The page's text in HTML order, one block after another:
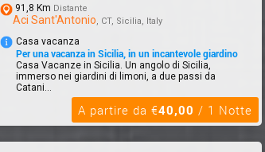
91,8 Km Distante
Aci Sant'Antonio, CT, Sicilia, Italy
Casa vacanza
Per una vacanza in Sicilia, in un incantevole giardino
Casa Vacanze in Sicilia. Un angolo di Sicilia,
immerso nei giardini di limoni, a due passi da
Catani...
A partire da €40,00 / 1 Notte